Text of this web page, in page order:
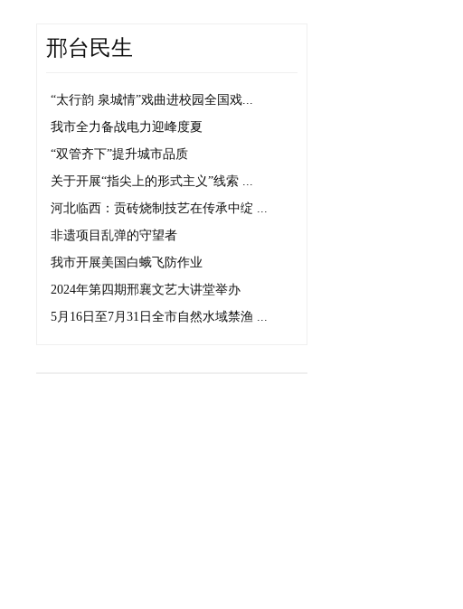
邢台民生
“太行韵 泉城情”戏曲进校园全国戏...
我市全力备战电力迎峰度夏
“双管齐下”提升城市品质
关于开展“指尖上的形式主义”线索 ...
河北临西：贡砖烧制技艺在传承中绽 ...
非遗项目乱弹的守望者
我市开展美国白蛾飞防作业
2024年第四期邢襄文艺大讲堂举办
5月16日至7月31日全市自然水域禁渔 ...